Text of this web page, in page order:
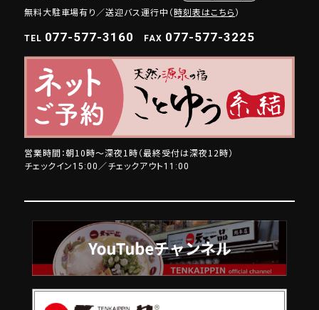
無料大駐車場有り／送迎バス運行中（時刻表はこちら）
TEL 077-577-3160 FAX 077-577-3225
営業時間：朝10時～深夜1時（最終受付は深夜12時）
チェックイン 15:00 ／チェックアウト 11:00